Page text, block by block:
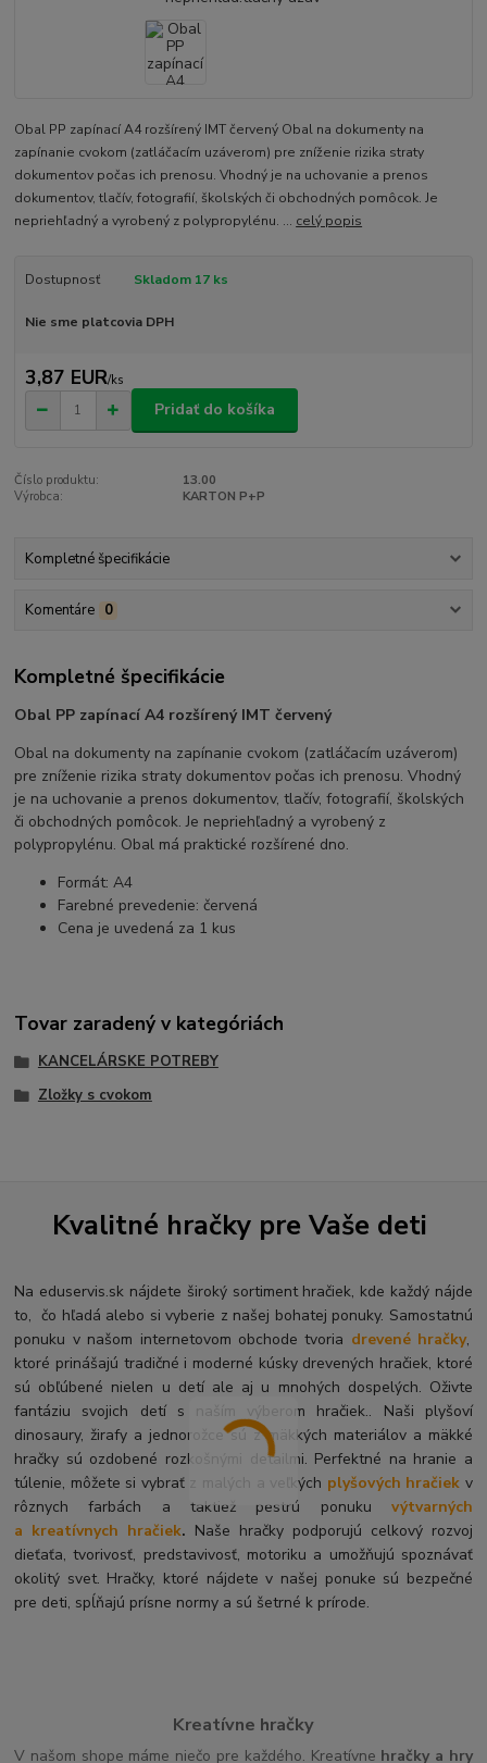
Obal PP zapínací A4 rozšírený IMT červený Obal na dokumenty na
zapínanie cvokom (zatláčacím uzáverom) pre zníženie rizika straty
dokumentov počas ich prenosu. Vhodný je na uchovanie a prenos
dokumentov, tlačív, fotografií, školských či obchodných pomôcok. Je
nepriehľadný a vyrobený z polypropylénu. ... celý popis
Dostupnosť Skladom 17 ks
Nie sme platcovia DPH
3,87 EUR/ks
Pridať do košíka
Číslo produktu:
13.00
Výrobca:
KARTON P+P
Kompletné špecifikácie
Komentáre 0
Kompletné špecifikácie
Obal PP zapínací A4 rozšírený IMT červený
Obal na dokumenty na zapínanie cvokom (zatláčacím uzáverom)
pre zníženie rizika straty dokumentov počas ich prenosu. Vhodný
je na uchovanie a prenos dokumentov, tlačív, fotografií, školských
či obchodných pomôcok. Je nepriehľadný a vyrobený z
polypropylénu. Obal má praktické rozšírené dno.
Formát: A4
Farebné prevedenie: červená
Cena je uvedená za 1 kus
Tovar zaradený v kategóriách
KANCELÁRSKE POTREBY
Zložky s cvokom
Kvalitné hračky pre Vaše deti
Na eduservis.sk nájdete široký sortiment hračiek, kde každý nájde
to, čo hľadá alebo si vyberie z našej bohatej ponuky. Samostatnú
ponuku v našom internetovom obchode tvoria drevené hračky,
ktoré prinášajú tradičné i moderné kúsky drevených hračiek, ktoré
sú obľúbené nielen u detí ale aj u mnohých dospelých. Oživte
fantáziu svojich detí s naším výberom hračiek.. Naši plyšoví
dinosaury, žirafy a jednorožce sú z mäkkých materiálov a mäkké
hračky sú ozdobené rozkošnými detailmi. Perfektné na hranie a
túlenie, môžete si vybrať z malých a veľkých plyšových hračiek v
rôznych farbách a taktiež pestrú ponuku výtvarných
a kreatívnych hračiek. Naše hračky podporujú celkový rozvoj
dieťaťa, tvorivosť, predstavivosť, motoriku a umožňujú spoznávať
okolitý svet. Hračky, ktoré nájdete v našej ponuke sú bezpečné
pre deti, spĺňajú prísne normy a sú šetrné k prírode.
Kreatívne hračky
V našom shope máme niečo pre každého. Kreatívne hračky a hry